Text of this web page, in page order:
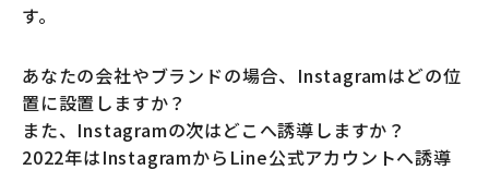
す。
あなたの会社やブランドの場合、Instagramはどの位
置に設置しますか？
また、Instagramの次はどこへ誘導しますか？
2022年はInstagramからLine公式アカウントへ誘導